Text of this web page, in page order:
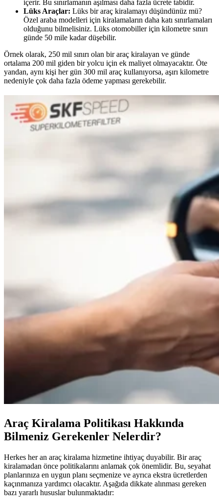
içerir. Bu sınırlamanın aşılması daha fazla ücrete tabidir.
Lüks Araçlar: Lüks bir araç kiralamayı düşündünüz mü?
Özel araba modelleri için kiralamaların daha katı sınırlamaları
olduğunu bilmelisiniz. Lüks otomobiller için kilometre sınırı
günde 50 mile kadar düşebilir.
Örnek olarak, 250 mil sınırı olan bir araç kiralayan ve günde
ortalama 200 mil giden bir yolcu için ek maliyet olmayacaktır. Öte
yandan, aynı kişi her gün 300 mil araç kullanıyorsa, aşırı kilometre
nedeniyle çok daha fazla ödeme yapması gerekebilir.
Araç Kiralama Politikası Hakkında
Bilmeniz Gerekenler Nelerdir?
Herkes her an araç kiralama hizmetine ihtiyaç duyabilir. Bir araç
kiralamadan önce politikalarını anlamak çok önemlidir. Bu, seyahat
planlarınıza en uygun planı seçmenize ve ayrıca ekstra ücretlerden
kaçınmanıza yardımcı olacaktır. Aşağıda dikkate alınması gereken
bazı yararlı hususlar bulunmaktadır: